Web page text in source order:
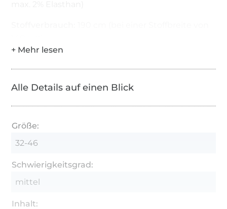
lang), bei Bedarf Einlage für Formbund und
Paspelverarbeitung, z.B. Vlieseline G 785 oder
Alle Details auf einen Blick
Größe:
32-46
Schwierigkeitsgrad:
mittel
Inhalt: